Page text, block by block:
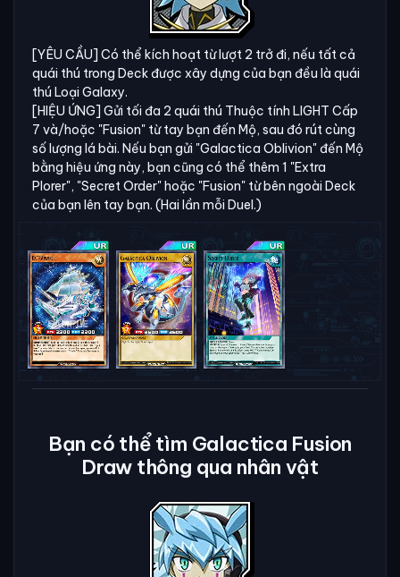
[YÊU CẦU] Có thể kích hoạt từ lượt 2 trở đi, nếu tất cả
quái thú trong Deck được xây dựng của bạn đều là quái
thú Loại Galaxy.
[HIỆU ỨNG] Gửi tối đa 2 quái thú Thuộc tính LIGHT Cấp
7 và/hoặc "Fusion" từ tay bạn đến Mộ, sau đó rút cùng
số lượng lá bài. Nếu bạn gửi "Galactica Oblivion" đến Mộ
bằng hiệu ứng này, bạn cũng có thể thêm 1 "Extra
Plorer", "Secret Order" hoặc "Fusion" từ bên ngoài Deck
của bạn lên tay bạn. (Hai lần mỗi Duel.)
Bạn có thể tìm Galactica Fusion
Draw thông qua nhân vật